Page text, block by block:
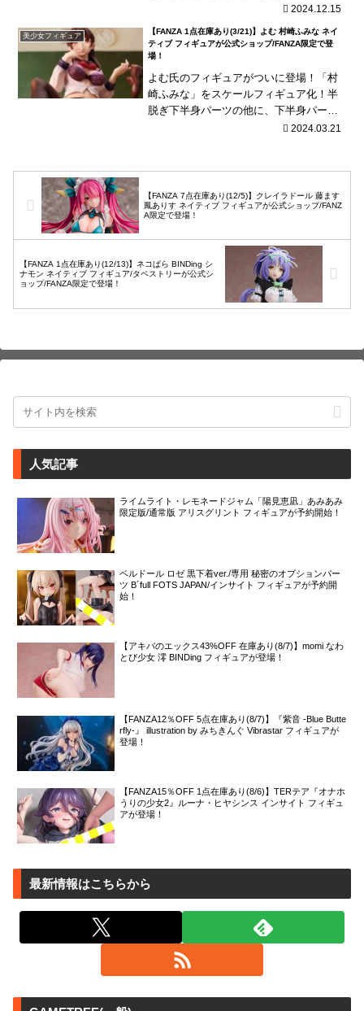
差し替えパーツに、バランスボールなど
2024.12.15
美少女フィギュア
【FANZA 1点在庫あり(3/21)】よむ 村崎ふみな ネイ
ティブ フィギュアが公式ショップ/FANZA限定で登
場！
よむ氏のフィギュアがついに登場！「村
崎ふみな」をスケールフィギュア化！半
脱ぎ下半身パーツの他に、下半身パーツ
を単品で飾れる下半身パーツ用台座も付
2024.03.21
【FANZA 7点在庫あり(12/5)】クレイラドール 藤ます
鳳ありす ネイティブ フィギュアが公式ショップ/FANZ
A限定で登場！
【FANZA 1点在庫あり(12/13)】ネコぱら BINDing シ
ナモン ネイティブ フィギュア/タペストリーが公式シ
ョップ/FANZA限定で登場！
人気記事
ライムライト・レモネードジャム「陽見恵凪」あみあみ
限定版/通常版 アリスグリント フィギュアが予約開始！
ベルドール ロゼ 黒下着ver./専用 秘密のオプションパー
ツ B´full FOTS JAPAN/インサイト フィギュアが予約開
始！
【アキバのエックス43%OFF 在庫あり(8/7)】momi なわ
とび少女 澪 BINDing フィギュアが登場！
【FANZA12％OFF 5点在庫あり(8/7)】『紫音 -Blue Butte
rfly-』 illustration by みちきんぐ Vibrastar フィギュアが
登場！
【FANZA15％OFF 1点在庫あり(8/6)】TERテア『オナホ
うりの少女2』ルーナ・ヒヤシンス インサイト フィギュ
アが登場！
最新情報はこちらから